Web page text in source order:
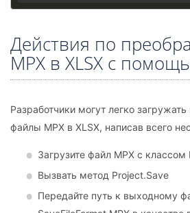
Действия по
MPX в XLSX с
Разработчики могут легко
файлы MPX в XLSX, написав всего
Загрузите файл MPX с классом
Вызвать метод Project.Save
Передайте путь к выходному